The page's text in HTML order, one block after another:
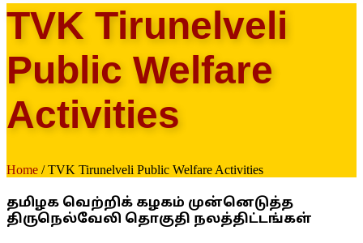
TVK Tirunelveli
Public Welfare
Activities
Home / TVK Tirunelveli Public Welfare Activities
தமிழக வெற்றிக் கழகம் முன்னெடுத்த
திருநெல்வேலி தொகுதி நலத்திட்டங்கள்